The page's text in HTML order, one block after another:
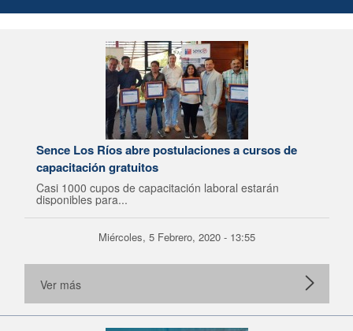
Sence Los Ríos abre postulaciones a cursos de
capacitación gratuitos
Casi 1000 cupos de capacitación laboral estarán
disponibles para...
Miércoles, 5 Febrero, 2020 - 13:55
Ver más